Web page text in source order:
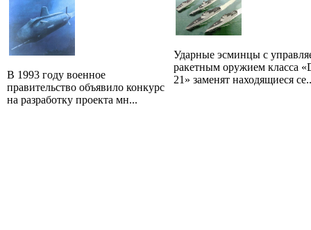
В 1993 году военное
правительство объявило конкурс
на разработку проекта мн...
Ударные эсминцы с
ракетным оружием класса
21» заменят находящиеся